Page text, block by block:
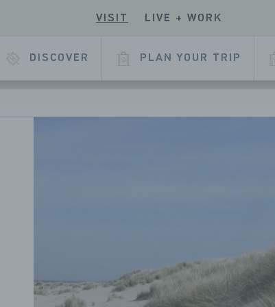
VISIT LIVE + WORK
DISCOVER PLAN YOUR TRIP